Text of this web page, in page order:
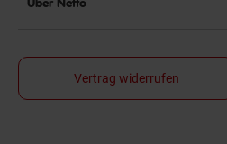
Vertrag widerrufen